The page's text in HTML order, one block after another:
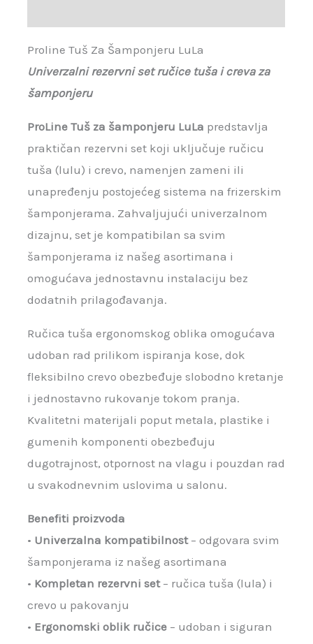
Proline Tuš Za Šamponjeru LuLa
Univerzalni rezervni set ručice tuša i creva za
šamponjeru
ProLine Tuš za šamponjeru LuLa predstavlja
praktičan rezervni set koji uključuje ručicu
tuša (lulu) i crevo, namenjen zameni ili
unapređenju postojećeg sistema na frizerskim
šamponjerama. Zahvaljujući univerzalnom
dizajnu, set je kompatibilan sa svim
šamponjerama iz našeg asortimana i
omogućava jednostavnu instalaciju bez
dodatnih prilagođavanja.
Ručica tuša ergonomskog oblika omogućava
udoban rad prilikom ispiranja kose, dok
fleksibilno crevo obezbeđuje slobodno kretanje
i jednostavno rukovanje tokom pranja.
Kvalitetni materijali poput metala, plastike i
gumenih komponenti obezbeđuju
dugotrajnost, otpornost na vlagu i pouzdan rad
u svakodnevnim uslovima u salonu.
Benefiti proizvoda
• Univerzalna kompatibilnost– odgovara svim
šamponjerama iz našeg asortimana
• Kompletan rezervni set– ručica tuša (lula) i
crevo u pakovanju
• Ergonomski oblik ručice – udoban i siguran